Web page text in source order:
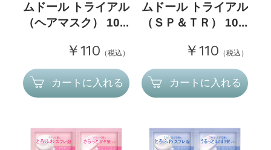
ムドール トライアル
（ヘアマスク） 10...
￥110 （税込）
カートに入れる
ムドール トライアル
（ＳＰ＆ＴＲ） 10...
￥110 （税込）
カートに入れる